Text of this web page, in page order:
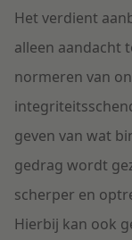
Het verdient
alleen aandacht
normeren van
geven van wat
gedrag wordt
scherper en
Hierbij kan ook